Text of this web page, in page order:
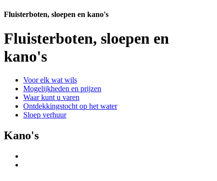
Fluisterboten, sloepen en kano's
Fluisterboten, sloepen en
kano's
Voor elk wat wils
Mogelijkheden en prijzen
Waar kunt u varen
Ontdekkingstocht op het water
Sloep verhuur
Kano's